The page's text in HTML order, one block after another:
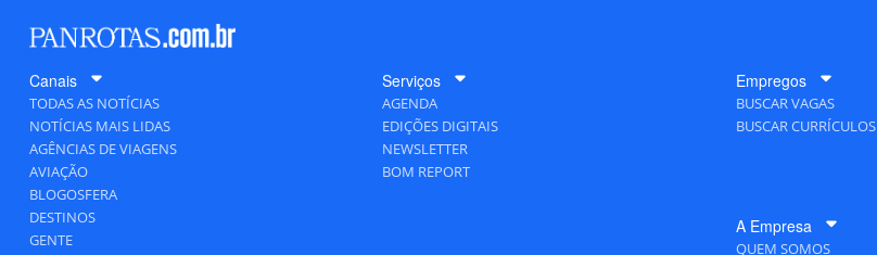
Canais
TODAS AS NOTÍCIAS
NOTÍCIAS MAIS LIDAS
AGÊNCIAS DE VIAGENS
AVIAÇÃO
BLOGOSFERA
DESTINOS
GENTE
Serviços
AGENDA
EDIÇÕES DIGITAIS
NEWSLETTER
BOM REPORT
Empregos
BUSCAR VAGAS
BUSCAR CURRÍCULOS
A Empresa
QUEM SOMOS